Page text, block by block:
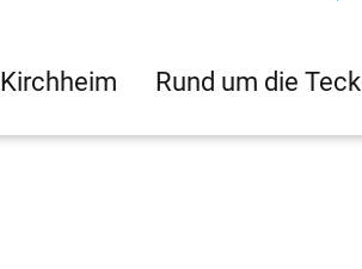
Kirchheim Rund um die Teck